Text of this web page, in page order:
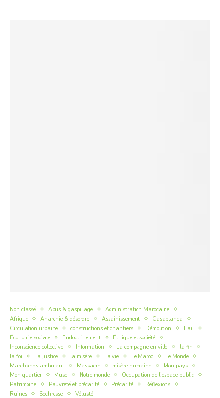
Non classé Abus & gaspillage
Administration Marocaine
Afrique
Anarchie & désordre Assainissement
Casablanca
Circulation urbaine
constructions et chantiers Démolition
Eau
Économie sociale
Endoctrinement
Éthique et société
Inconscience collective
Information La compagne en ville
la fin
la foi
La justice la misère La vie Le Maroc
Le Monde
Marchands ambulant
Massacre misère humaine
Mon pays
Mon quartier
Muse Notre monde
Occupation de l’espace public
Patrimoine
Pauvreté et précarité Précarité
Réflexions
Ruines
Sechresse Vétusté